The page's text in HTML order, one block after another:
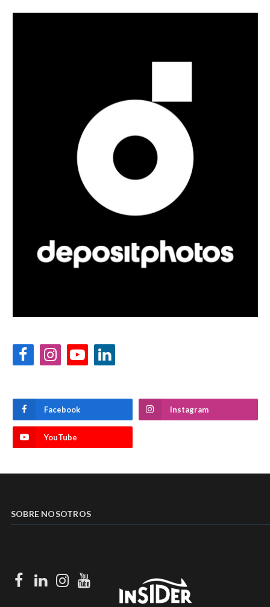
FacebookInstagramYouTubeLinkedIn
Facebook Instagram
YouTube
SOBRE NOSOTROS
Facebook
LinkedIn
Instagram
Youtube